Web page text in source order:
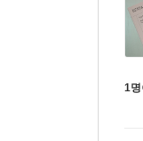
# 프랭
1. 호1명